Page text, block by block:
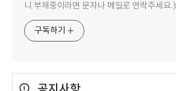
니 부재중이라면 문자나 메일로 연락주세요.)
구독하기